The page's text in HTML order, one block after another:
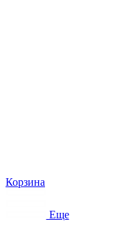
Корзина
Еще